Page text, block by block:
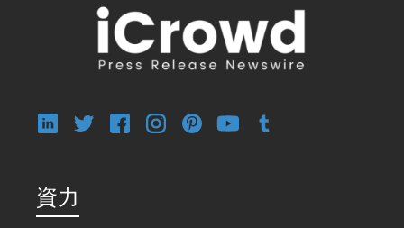
資力